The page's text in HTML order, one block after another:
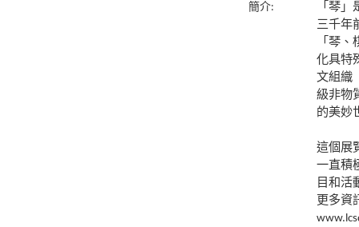
簡介:
「琴
三千年
「琴
化具特
文組織
級非物
的美妙
這個展
一直積
目和活
更多資